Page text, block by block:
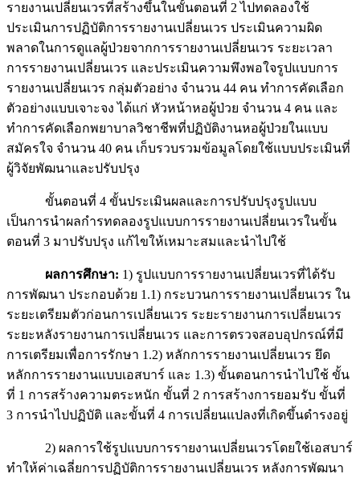
รายงานเปลี่ยนเวรที่สร้างขึ้นในขั้นตอนที่ 2 ไปทดลองใช้
ประเมินการปฏิบัติการรายงานเปลี่ยนเวร ประเมินความผิด
พลาดในการดูแลผู้ป่วยจากการรายงานเปลี่ยนเวร ระยะเวลา
การรายงานเปลี่ยนเวร และประเมินความพึงพอใจรูปแบบการ
รายงานเปลี่ยนเวร กลุ่มตัวอย่าง จำนวน 44 คน ทำการคัดเลือก
ตัวอย่างแบบเจาะจง ได้แก่ หัวหน้าหอผู้ป่วย จำนวน 4 คน และ
ทำการคัดเลือกพยาบาลวิชาชีพที่ปฏิบัติงานหอผู้ป่วยในแบบ
สมัครใจ จำนวน 40 คน เก็บรวบรวมข้อมูลโดยใช้แบบประเมินที่
ผู้วิจัยพัฒนาและปรับปรุง
ขั้นตอนที่ 4 ขั้นประเมินผลและการปรับปรุงรูปแบบ
เป็นการนำผลกำรทดลองรูปแบบการรายงานเปลี่ยนเวรในขั้น
ตอนที่ 3 มาปรับปรุง แก้ไขให้เหมาะสมและนำไปใช้
ผลการศึกษา: 1) รูปแบบการรายงานเปลี่ยนเวรที่ได้รับ
การพัฒนา ประกอบด้วย 1.1) กระบวนการรายงานเปลี่ยนเวร ใน
ระยะเตรียมตัวก่อนการเปลี่ยนเวร ระยะรายงานการเปลี่ยนเวร
ระยะหลังรายงานการเปลี่ยนเวร และการตรวจสอบอุปกรณ์ที่มี
การเตรียมเพื่อการรักษา 1.2) หลักการรายงานเปลี่ยนเวร ยึด
หลักการรายงานแบบเอสบาร์ และ 1.3) ขั้นตอนการนำไปใช้ ขั้น
ที่ 1 การสร้างความตระหนัก ขั้นที่ 2 การสร้างการยอมรับ ขั้นที่
3 การนำไปปฏิบัติ และขั้นที่ 4 การเปลี่ยนแปลงที่เกิดขึ้นดำรงอยู่
2) ผลการใช้รูปแบบการรายงานเปลี่ยนเวรโดยใช้เอสบาร์
ทำให้ค่าเฉลี่ยการปฏิบัติการรายงานเปลี่ยนเวร หลังการพัฒนา